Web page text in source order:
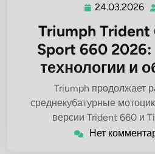
24.03.2026
Triumph
Sport 660
технологии и
Triumph продолжает
среднекубатурные
версии Trident 660 и
Нет